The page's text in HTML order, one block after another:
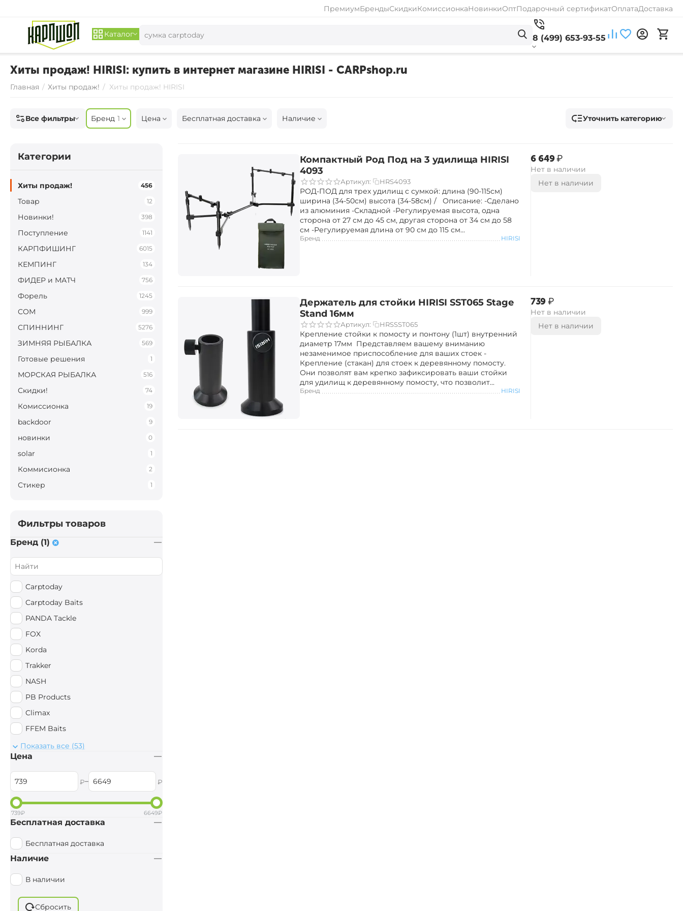
ПремиумБрендыСкидкиКомиссионкаНовинкиОптПодарочный сертификатОплатаДоставка
Каталог 8 (499) 653-93-55
Хиты продаж! HIRISI: купить в интернет магазине HIRISI - CARPshop.ru
Главная / Хиты продаж! / Хиты продаж! HIRISI
Все фильтры Бренд 1 Цена Бесплатная доставка Наличие Уточнить категорию
Компактный Род Под на 3 удилища HIRISI
4093
Артикул: HRS4093
РОД-ПОД для трех удилищ с сумкой: длина (90-115см)
ширина (34-50см) высота (34-58см) / Описание: -Сделано
из алюминия -Складной -Регулируемая высота, одна
сторона от 27 см до 45 см, другая сторона от 34 см до 58
см -Регулируемая длина от 90 см до 115 см...
Бренд HIRISI
‍6 649‍₽
Нет в наличии
Нет в наличии
Держатель для стойки HIRISI SST065 Stage
Stand 16мм
Артикул: HRSSST065
Крепление стойки к помосту и понтону (1шт) внутренний
диаметр 17мм Представляем вашему вниманию
незаменимое приспособление для ваших стоек -
Крепление (стакан) для стоек к деревянному помосту.
Они позволят вам крепко зафиксировать ваши стойки
для удилищ к деревянному помосту, что позволит...
Бренд HIRISI
‍739‍₽
Нет в наличии
Нет в наличии
Категории
Хиты продаж! 456
Товар 12
Новинки! 398
Поступление 1141
КАРПФИШИНГ 6015
КЕМПИНГ 134
ФИДЕР и МАТЧ 756
Форель 1245
СОМ 999
СПИННИНГ 5276
ЗИМНЯЯ РЫБАЛКА 569
Готовые решения 1
МОРСКАЯ РЫБАЛКА 516
Скидки! 74
Комиссионка 19
backdoor 9
новинки 0
solar 1
Коммисионка 2
Стикер 1
Фильтры товаров
Бренд (1)
Carptoday
Carptoday Baits
PANDA Tackle
FOX
Korda
Trakker
NASH
PB Products
Climax
FFEM Baits
Mad Carp Baits
UltraBaits
Preston Innovations
Sufix
Hayabusa
StarBaits
Ridge Monkey
AWA'S
Anaconda
Показать все (53)
Цена
₽– ₽
739₽ 6649₽
Бесплатная доставка
Бесплатная доставка
Наличие
В наличии
Сбросить